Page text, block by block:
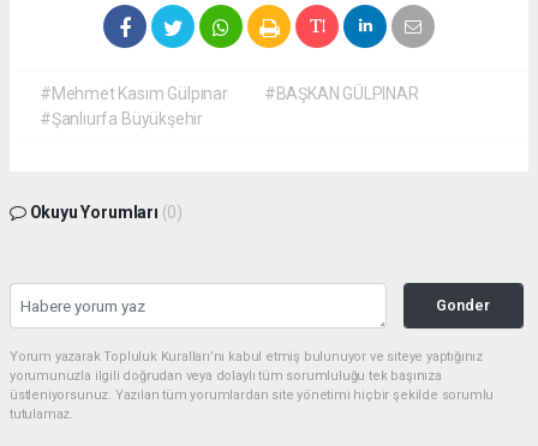
#Mehmet Kasım Gülpınar
#BAŞKAN GÜLPINAR
#Şanlıurfa Büyükşehir
Okuyu Yorumları (0)
Gonder
Yorum yazarak Topluluk Kuralları’nı kabul etmiş bulunuyor ve siteye yaptığınız
yorumunuzla ilgili doğrudan veya dolaylı tüm sorumluluğu tek başınıza
üstleniyorsunuz. Yazılan tüm yorumlardan site yönetimi hiçbir şekilde sorumlu
tutulamaz.